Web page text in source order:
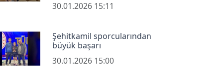
30.01.2026 15:11
Şehitkamil sporcularından
büyük başarı
30.01.2026 15:00